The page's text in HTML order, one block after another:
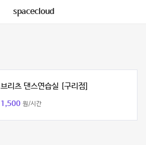
spacecloud
브리츠 댄스연습실 [구리점]
1,500 원/시간